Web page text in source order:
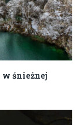
śnieżnej